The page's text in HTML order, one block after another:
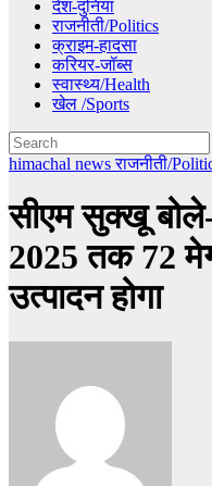
देश-दुनिया
राजनीती/Politics
क्राइम-हादसा
करियर-जॉब्स
स्वास्थ्य/Health
खेल /Sports
himachal newsराजनीती/
सीएम सुक्खू
2025 तक 72
उत्पादन होगा